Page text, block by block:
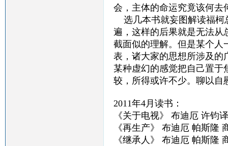
会，主体的命运究竟该何去
选几本书就妄图解读福柯
遍，这样的后果就是无法从
截面似的理解。但是某个人
表，诸大家的思想所涉及的
某种虚幻的感觉把自己置于
较，所得或许不少。聊以自
2011年4月读书：
《关于电视》 布迪厄 许钧
《再生产》 布迪厄 帕斯隆
《继承人》 布迪厄 帕斯隆